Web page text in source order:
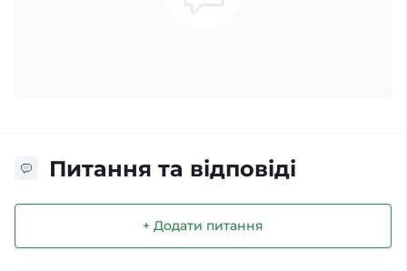
Питання та відповіді
+ Додати питання